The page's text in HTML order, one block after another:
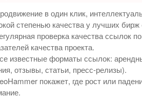
в один клик,
степенью качества у лучших
проверка качества ссылок
качества проекта.
известные форматы ссылок:
отзывы, статьи, пресс-релизы).
покажет, где рост или